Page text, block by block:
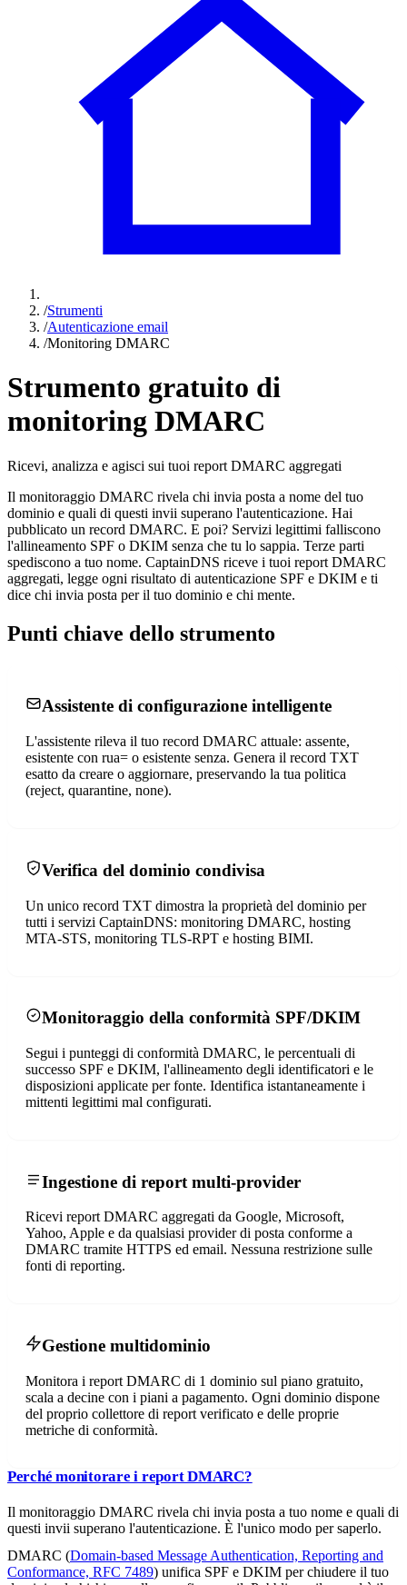
/Strumenti
/Autenticazione email
/Monitoring DMARC
Strumento gratuito di
monitoring DMARC
Ricevi, analizza e agisci sui tuoi report DMARC aggregati
Il monitoraggio DMARC rivela chi invia posta a nome del tuo
dominio e quali di questi invii superano l'autenticazione. Hai
pubblicato un record DMARC. E poi? Servizi legittimi falliscono
l'allineamento SPF o DKIM senza che tu lo sappia. Terze parti
spediscono a tuo nome. CaptainDNS riceve i tuoi report DMARC
aggregati, legge ogni risultato di autenticazione SPF e DKIM e ti
dice chi invia posta per il tuo dominio e chi mente.
Punti chiave dello strumento
Assistente di configurazione intelligente
L'assistente rileva il tuo record DMARC attuale: assente,
esistente con rua= o esistente senza. Genera il record TXT
esatto da creare o aggiornare, preservando la tua politica
(reject, quarantine, none).
Verifica del dominio condivisa
Un unico record TXT dimostra la proprietà del dominio per
tutti i servizi CaptainDNS: monitoring DMARC, hosting
MTA-STS, monitoring TLS-RPT e hosting BIMI.
Monitoraggio della conformità SPF/DKIM
Segui i punteggi di conformità DMARC, le percentuali di
successo SPF e DKIM, l'allineamento degli identificatori e le
disposizioni applicate per fonte. Identifica istantaneamente i
mittenti legittimi mal configurati.
Ingestione di report multi-provider
Ricevi report DMARC aggregati da Google, Microsoft,
Yahoo, Apple e da qualsiasi provider di posta conforme a
DMARC tramite HTTPS ed email. Nessuna restrizione sulle
fonti di reporting.
Gestione multidominio
Monitora i report DMARC di 1 dominio sul piano gratuito,
scala a decine con i piani a pagamento. Ogni dominio dispone
del proprio collettore di report verificato e delle proprie
metriche di conformità.
Perché monitorare i report DMARC?
Il monitoraggio DMARC rivela chi invia posta a tuo nome e quali di
questi invii superano l'autenticazione. È l'unico modo per saperlo.
DMARC (Domain-based Message Authentication, Reporting and
Conformance, RFC 7489) unifica SPF e DKIM per chiudere il tuo